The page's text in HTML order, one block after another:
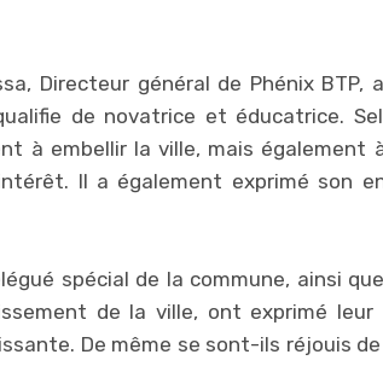
Directeur général de Phénix BTP,
de novatrice et éducatrice.
à embellir la ville, mais également
Il a également exprimé son
spécial de la commune, ainsi
de la ville, ont exprimé
De même se sont-ils réjouis